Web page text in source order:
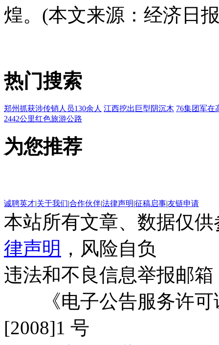
煌。(本文来源：经济日
热门搜索
郑州抓获涉传销人员130余人 江西挖出巨型阴沉木 76集团军在
2442公里红色旅游公路
为您推荐
诚聘英才|关于我们|合作伙伴|法律声明|征稿启事|友链申请
本站所有文章、数据仅
律声明 ，风险自负
违法和不良信息举报邮箱
《电子公告服务许可
[2008]1 号